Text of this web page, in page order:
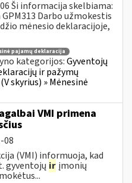
Ši informacija skelbiama:
Darbo užmokestis
mėnesio deklaracijoje,
pajamų deklaracija
kategorijos:Gyventojų
ir pažymų
skyrius) » Mėnesinė
VMI primena
08
(VMI) informuoja, kad
gyventojų ir įmonių